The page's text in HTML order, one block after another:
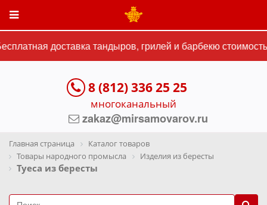
доставка тандыров, грилей и барбекю
8 (812) 336 25 25
многоканальный
zakaz@mirsamovarov.ru
Главная страница
Каталог товаров
Товары народного промысла
Изделия из бересты
Туеса из бересты